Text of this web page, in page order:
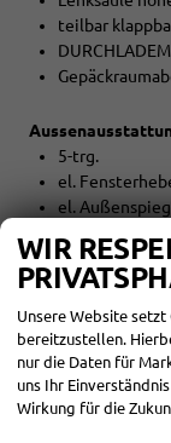
teilbar
5-trg.
el.
el.
Licht und Sicht
LED-
LED-
LED-
Coming-
WIR
Unsere Website setzt
bereitzustellen.
nur die Daten für
uns Ihr
Wirkung für die